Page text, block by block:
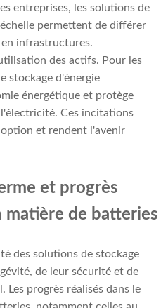
entreprises, les solutions de
permettent de différer
en infrastructures.
des actifs. Pour les
stockage d'énergie
énergétique et protège
Ces incitations
et rendent l'avenir
et progrès
de batteries
des solutions de stockage
de leur sécurité et de
Les progrès réalisés dans le